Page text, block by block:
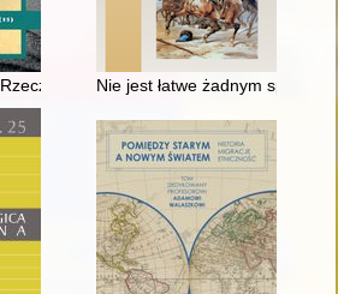
: historia i współczesność
Nie jest łatwe żadnym